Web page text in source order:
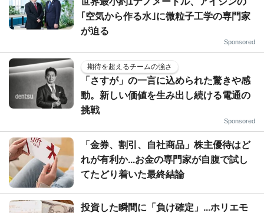
｢空気から作る水｣に微粒子工学の専門家
が迫る
Sponsored
期待を超えるチームの強さ
「さすが」の一言に込められた驚きや感
動。新しい価値を生み出し続ける電通の
挑戦
Sponsored
「金券、割引、自社商品」株主優待はど
れが有利か...お金の専門家が自腹で試し
てたどり着いた最終結論
投資した瞬間に「負け確定」...ホリエモ